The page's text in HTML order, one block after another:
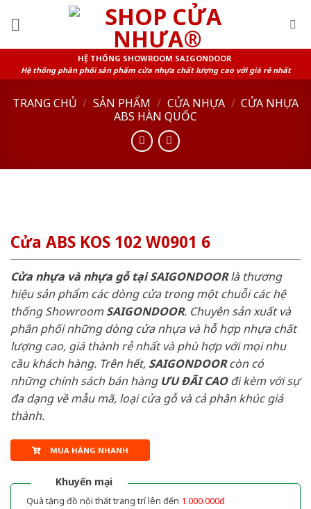
HỆ THỐNG SHOWROOM SAIGONDOOR
Hệ thống phân phối sản phẩm cửa nhựa chất lượng cao với giá rẻ nhất
TRANG CHỦ / SẢN PHẨM / CỬA NHỰA / CỬA NHỰA
ABS HÀN QUỐC
Cửa ABS KOS 102 W0901 6
Cửa nhựa và nhựa gỗ tại SAIGONDOORlà thương
hiệu sản phẩm các dòng cửa trong một chuỗi các hệ
thống ShowroomSAIGONDOOR. Chuyên sản xuất và
phân phối những dòng cửa nhựa và hỗ hợp nhựa chất
lượng cao, giá thành rẻ nhất và phù hợp với mọi nhu
cầu khách hàng. Trên hết, SAIGONDOORcòn có
những chính sách bán hàng ƯU ĐÃI CAOđi kèm với sự
đa dạng về mẫu mã, loại cửa gỗ và cả phân khúc giá
thành.
MUA HÀNG NHANH
Khuyến mại
Quà tặng đồ nội thất trang trí lên đến 1.000.000đ